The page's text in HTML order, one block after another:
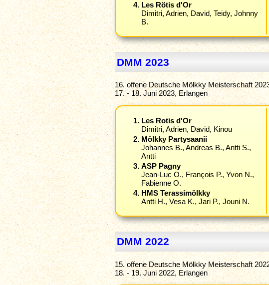
Les Rötis d'Or
Dimitri, Adrien, David, Teidy, Johnny
B.
DMM 2023
16. offene Deutsche Mölkky Meisterschaft
17. - 18. Juni 2023, Erlangen
Les Rotis d'Or
Dimitri, Adrien, David, Kinou
Mölkky Partysaanii
Johannes B., Andreas B., Antti S.,
Antti
ASP Pagny
Jean-Luc O., François P., Yvon N.,
Fabienne O.
HMS Terassimölkky
Antti H., Vesa K., Jari P., Jouni N.
DMM 2022
15. offene Deutsche Mölkky Meisterschaft
18. - 19. Juni 2022, Erlangen